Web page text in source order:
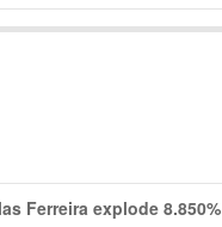
Ferreira explode 8.850%